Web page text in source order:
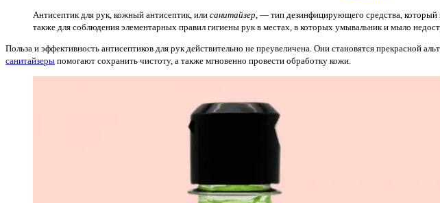
Антисептик для рук, кожный антисептик, или санитайзер, — тип дезинфицирующего средства, который
также для соблюдения элементарных правил гигиены рук в местах, в которых умывальник и мыло
Польза и эффективность антисептиков для рук действительно не преувеличена. Они становятся прекрасной
санитайзеры помогают сохранить чистоту, а также мгновенно провести обработку кожи.